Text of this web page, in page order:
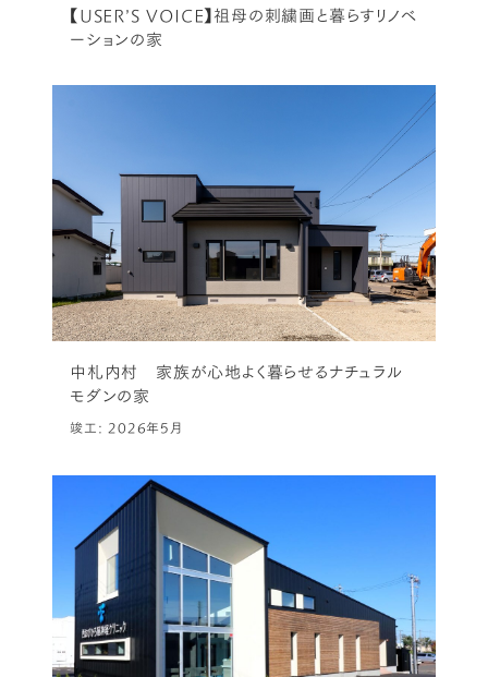
【USER’S VOICE】祖母の刺繍画と暮らすリノベ
ーションの家
中札内村 家族が心地よく暮らせるナチュラル
モダンの家
竣工: 2026年5月